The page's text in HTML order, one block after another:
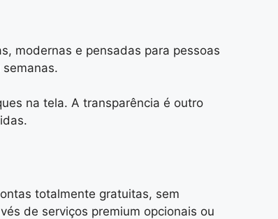
modernas e pensadas para pessoas
na tela. A transparência é outro
totalmente gratuitas, sem
de serviços premium opcionais ou